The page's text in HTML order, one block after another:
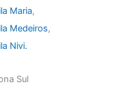
Maria,
Medeiros,
Nivi.
Sul